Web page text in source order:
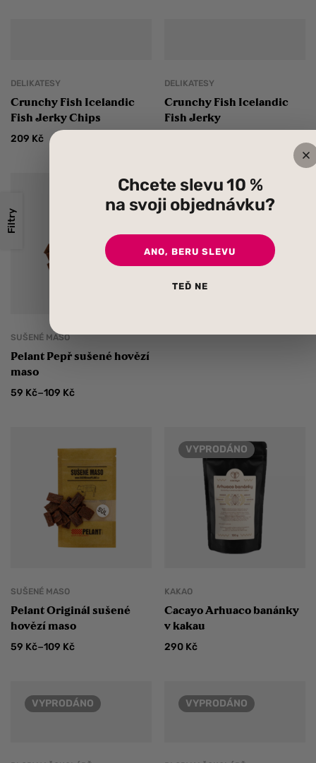
Filtry
DELIKATESY
Crunchy Fish Icelandic
Fish Jerky Chips
209 Kč
DELIKATESY
Crunchy Fish Icelandic
Fish Jerky
SUŠENÉ MASO
Pelant Pepř sušené hovězí
maso
59 Kč–109 Kč
SUŠENÉ MASO
Pelant Chilli sušené
59 Kč –109
SUŠENÉ MASO
Pelant Originál sušené
hovězí maso
59 Kč–109 Kč
VYPRODÁNO
KAKAO
Cacayo Arhuaco banánky
v kakau
290 Kč
VYPRODÁNO VYPRODÁNO
Chcete slevu 10 %
na svoji objednávku?
ANO, BERU SLEVU
TEĎ NE